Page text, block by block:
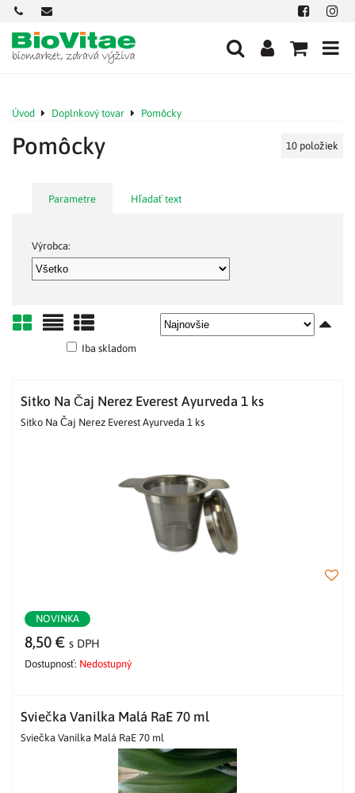
+421
901
712
584
office@biovitae.sk Facebook
Úvod Doplnkový tovar Pomôcky
Pomôcky 10 položiek
Parametre Hľadať text
Výrobca:
MriežkaZoznam
Tabuľka
Iba skladom
Sitko Na Čaj Nerez Everest Ayurveda 1 ks
Sitko Na Čaj Nerez Everest Ayurveda 1 ks
NOVINKA
8,50 € s DPH
Dostupnosť: Nedostupný
Sviečka Vanilka Malá RaE 70 ml
Sviečka Vanilka Malá RaE 70 ml